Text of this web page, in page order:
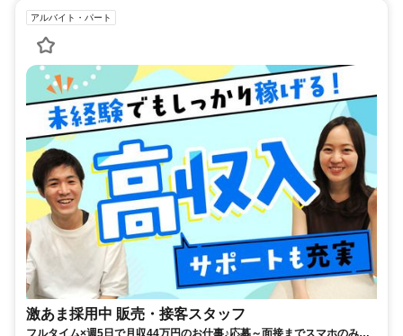
アルバイト・パート
激あま採用中 販売・接客スタッフ
フルタイム×週5日で月収44万円のお仕事♪応募～面接までスマホのみで